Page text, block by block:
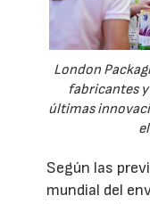
London
fabricantes
últimas
Según las
mundial del